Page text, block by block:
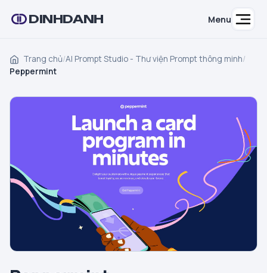
DINHDANH Menu
Trang chủ/AI Prompt Studio - Thư viện Prompt thông minh/
Peppermint